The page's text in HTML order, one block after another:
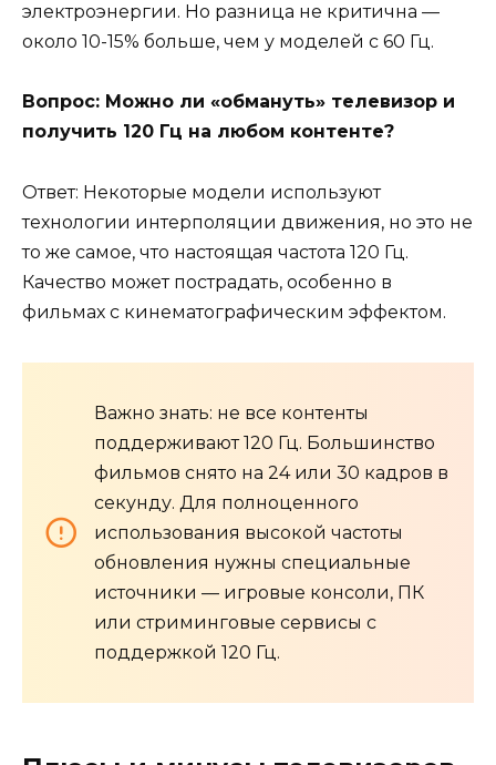
электроэнергии. Но разница не критична —
около 10-15% больше, чем у моделей с 60 Гц.
Вопрос: Можно ли «обмануть» телевизор и
получить 120 Гц на любом контенте?
Ответ: Некоторые модели используют
технологии интерполяции движения, но это не
то же самое, что настоящая частота 120 Гц.
Качество может пострадать, особенно в
фильмах с кинематографическим эффектом.
Важно знать: не все контенты
поддерживают 120 Гц. Большинство
фильмов снято на 24 или 30 кадров в
секунду. Для полноценного
использования высокой частоты
обновления нужны специальные
источники — игровые консоли, ПК
или стриминговые сервисы с
поддержкой 120 Гц.